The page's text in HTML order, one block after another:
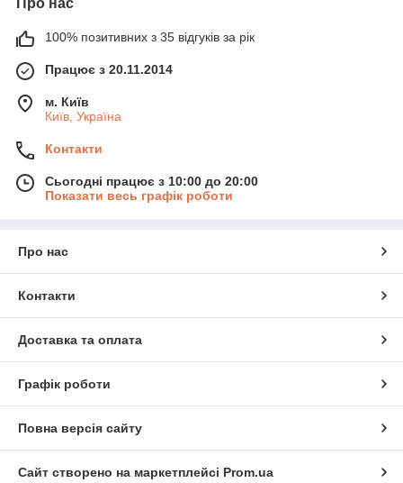
100% позитивних з 35 відгуків за рік
Працює з 20.11.2014
м. Київ
Київ, Україна
Контакти
Сьогодні працює з 10:00 до 20:00
Показати весь графік роботи
Про нас
Контакти
Доставка та оплата
Графік роботи
Повна версія сайту
Сайт створено на маркетплейсі Prom.ua